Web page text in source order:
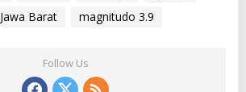
Jawa Barat magnitudo 3.9
Follow Us